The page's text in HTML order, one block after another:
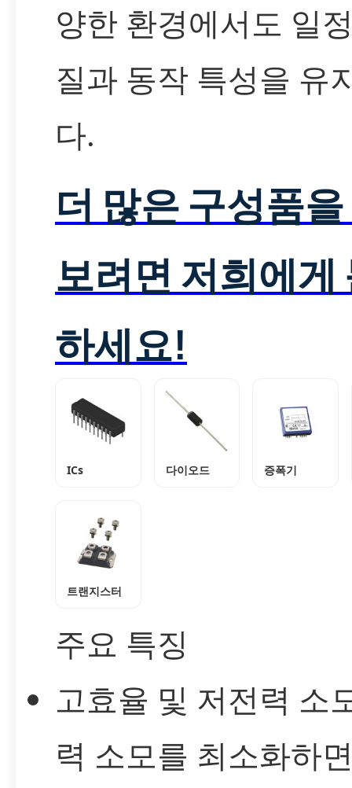
양한 환경에서도 일
질과 동작 특성을 유
다.
더 많은 구성품
보려면 저희에게
하세요!
ICs 다이오드 증폭기
트랜지스터
주요 특징
고효율 및 저전력 소
력 소모를 최소화하